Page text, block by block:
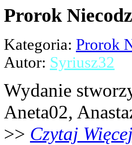
Prorok
Kategoria: Prorok
Autor: Syriusz32
Wydanie
Aneta02,
>> Czytaj Więcej